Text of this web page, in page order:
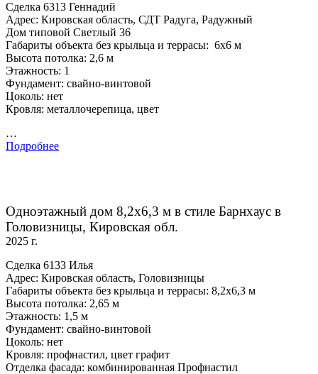
Сделка 6313 Геннадий
Адрес: Кировская область, СДТ Радуга, Радужный
Дом типовой Светлый 36
Габариты объекта без крыльца и террасы: 6х6 м
Высота потолка: 2,6 м
Этажность: 1
Фундамент: свайно-винтовой
Цоколь: нет
Кровля: металлочерепица, цвет
…
Подробнее
Одноэтажный дом 8,2х6,3 м в стиле Барнхаус в
Головизницы, Кировская обл.
2025 г.
Сделка 6133 Илья
Адрес: Кировская область, Головизницы
Габариты объекта без крыльца и террасы: 8,2х6,3 м
Высота потолка: 2,65 м
Этажность: 1,5 м
Фундамент: свайно-винтовой
Цоколь: нет
Кровля: профнастил, цвет графит
Отделка фасада: комбинированная Профнастил